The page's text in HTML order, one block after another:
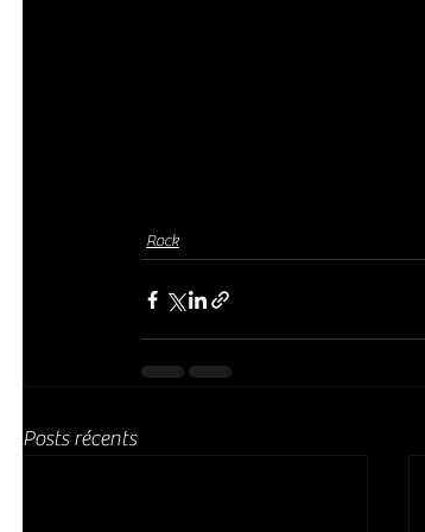
Rock
Posts récents